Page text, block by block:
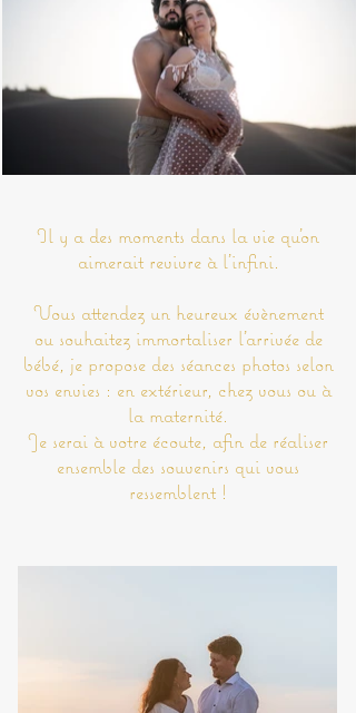
Il y a des moments dans la vie qu'on
aimerait revivre à l'infini.
Vous attendez un heureux évènement
ou souhaitez immortaliser l'arrivée de
bébé, je propose des séances photos selon
vos envies : en extérieur, chez vous ou à
la maternité.
Je serai à votre écoute, afin de réaliser
ensemble des souvenirs qui vous
ressemblent !